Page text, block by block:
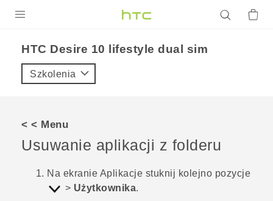
VIVE
POMOC TECHNICZNA
HTC Desire 10 lifestyle dual sim‎
Szkolenia
< < Menu
Usuwanie aplikacji z folderu
Na ekranie Aplikacje stuknij kolejno pozycje
> Użytkownika.